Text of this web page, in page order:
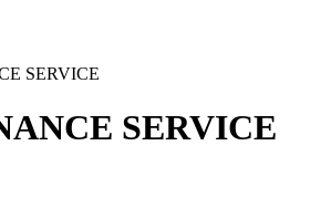
SERVICE
SERVICE